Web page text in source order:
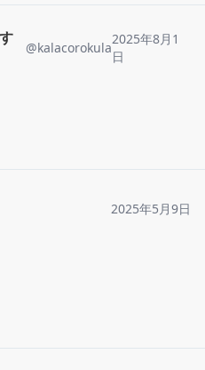
@kalacorokula
2025年8月1
日
2025年5月9日